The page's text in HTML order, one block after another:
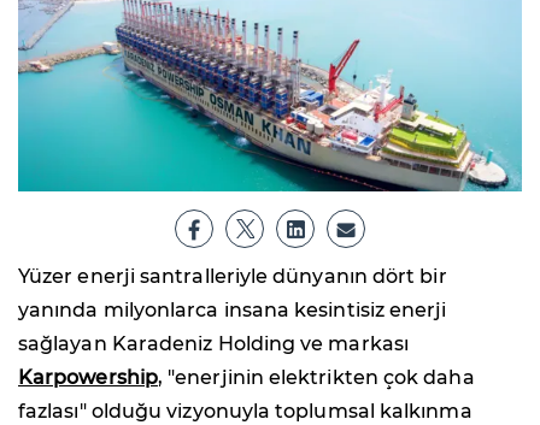
Yüzer enerji santralleriyle dünyanın dört bir
yanında milyonlarca insana kesintisiz enerji
sağlayan Karadeniz Holding ve markası
Karpowership, "enerjinin elektrikten çok daha
fazlası" olduğu vizyonuyla toplumsal kalkınma